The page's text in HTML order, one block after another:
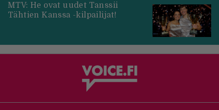
MTV: He ovat uudet Tanssii
Tähtien Kanssa -kilpailijat!